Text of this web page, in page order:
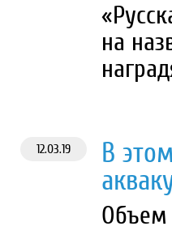
на
12.03.19
В
Объем